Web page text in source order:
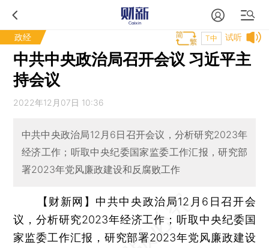
政经 试听
T中
中共中央政治局召开会议 习近平主
持会议
2022年12月07日 10:36
中共中央政治局12月6日召开会议，分析研究2023年
经济工作；听取中央纪委国家监委工作汇报，研究部
署2023年党风廉政建设和反腐败工作
【财新网】 中共中央政治局12月6日召开会
议，分析研究2023年经济工作；听取中央纪委国
家监委工作汇报，研究部署2023年党风廉政建设